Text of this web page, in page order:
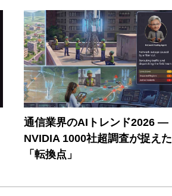
通信業界のAIトレンド2026 ―
NVIDIA 1000社超調査が捉えた
「転換点」